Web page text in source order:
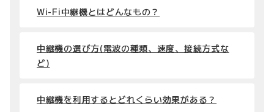
Wi-Fi中継機とはどんなもの？
中継機の選び方(電波の種類、速度、接続方式な
ど)
中継機を利用するとどれくらい効果がある？